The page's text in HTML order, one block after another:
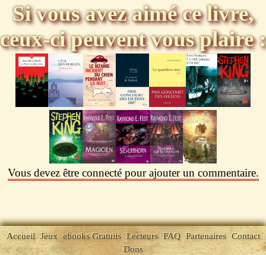
Si vous avez aimé ce livre,
ceux-ci peuvent vous plaire :
Vous devez être connecté pour ajouter un commentaire.
Accueil Jeux ebooks Gratuits Lecteurs FAQ Partenaires Contact
Dons